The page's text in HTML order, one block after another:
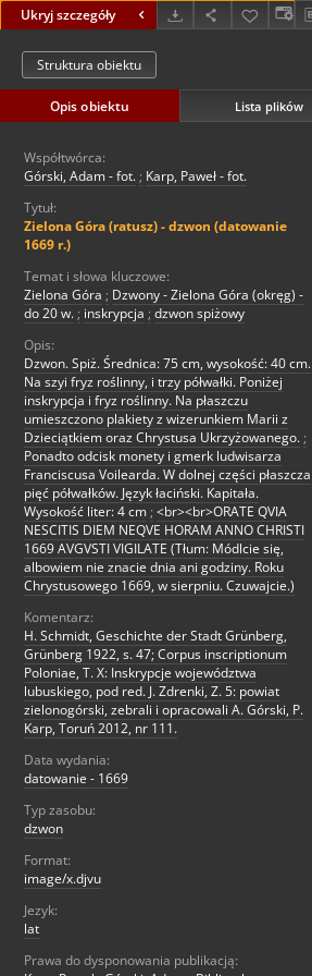
Ukryj szczegóły
Struktura obiektu
Opis obiektu Lista plików
Współtwórca:
Górski, Adam - fot. ; Karp, Paweł - fot.
Tytuł:
Zielona Góra (ratusz) - dzwon (datowanie
1669 r.)
Temat i słowa kluczowe:
Zielona Góra ; Dzwony - Zielona Góra (okręg) -
do 20 w. ; inskrypcja ; dzwon spiżowy
Opis:
Dzwon. Spiż. Średnica: 75 cm, wysokość: 40 cm.
Na szyi fryz roślinny, i trzy półwałki. Poniżej
inskrypcja i fryz roślinny. Na płaszczu
umieszczono plakiety z wizerunkiem Marii z
Dzieciątkiem oraz Chrystusa Ukrzyżowanego. ;
Ponadto odcisk monety i gmerk ludwisarza
Franciscusa Voilearda. W dolnej części płaszcza
pięć półwałków. Język łaciński. Kapitała.
Wysokość liter: 4 cm ; <br><br>ORATE QVIA
NESCITIS DIEM NEQVE HORAM ANNO CHRISTI
1669 AVGVSTI VIGILATE (Tłum: Módlcie się,
albowiem nie znacie dnia ani godziny. Roku
Chrystusowego 1669, w sierpniu. Czuwajcie.)
Komentarz:
H. Schmidt, Geschichte der Stadt Grünberg,
Grünberg 1922, s. 47; Corpus inscriptionum
Poloniae, T. X: Inskrypcje województwa
lubuskiego, pod red. J. Zdrenki, Z. 5: powiat
zielonogórski, zebrali i opracowali A. Górski, P.
Karp, Toruń 2012, nr 111.
Data wydania:
datowanie - 1669
Typ zasobu:
dzwon
Format:
image/x.djvu
Jezyk:
lat
Prawa do dysponowania publikacją: